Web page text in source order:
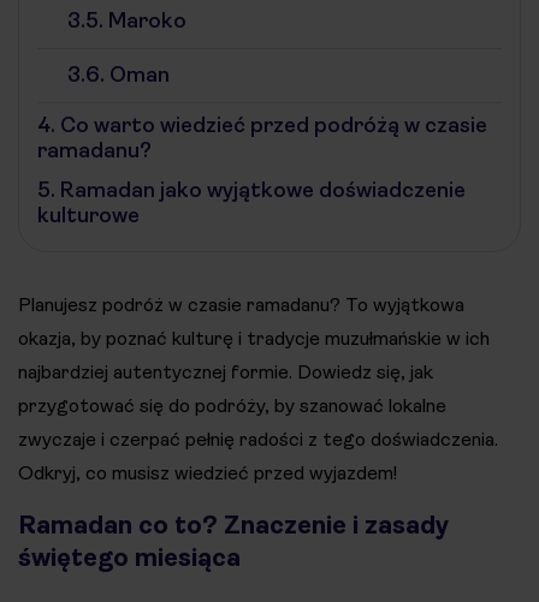
3.5. Maroko
3.6. Oman
4. Co warto wiedzieć przed podróżą w czasie
ramadanu?
5. Ramadan jako wyjątkowe doświadczenie
kulturowe
Planujesz podróż w czasie ramadanu? To wyjątkowa
okazja, by poznać kulturę i tradycje muzułmańskie w ich
najbardziej autentycznej formie. Dowiedz się, jak
przygotować się do podróży, by szanować lokalne
zwyczaje i czerpać pełnię radości z tego doświadczenia.
Odkryj, co musisz wiedzieć przed wyjazdem!
Ramadan co to? Znaczenie i zasady
świętego miesiąca